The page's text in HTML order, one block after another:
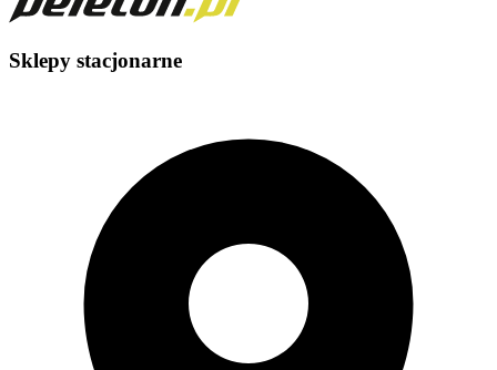
Sklepy stacjonarne